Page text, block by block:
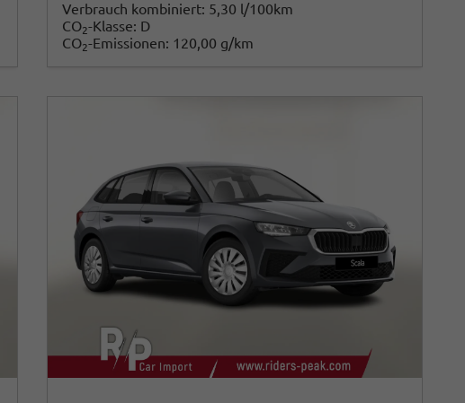
Verbrauch kombiniert: 5,30 l/100km
CO2-Klasse: D
CO2-Emissionen: 120,00 g/km